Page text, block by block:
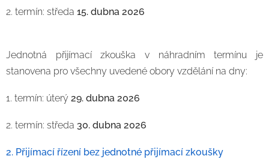
2. termín: středa 15. dubna 2026
Jednotná přijímací zkouška v náhradním termínu je
stanovena pro všechny uvedené obory vzdělání na dny:
1. termín: úterý 29. dubna 2026
2. termín: středa 30. dubna 2026
2. Přijímací řízení bez jednotné přijímací zkoušky